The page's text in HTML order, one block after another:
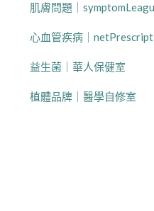
肌膚問題｜
心血管疾病｜
益生菌｜華人保健室
植體品牌｜醫學自修室